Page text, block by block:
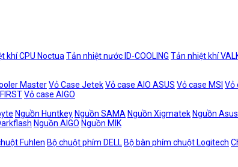
khí CPU Noctua Tản nhiệt nước ID-COOLING Tản nhiệt khí
MasterVỏ Case JetekVỏ case AIO ASUS Vỏ case MSI Vỏ
Vỏ case AIGO
Nguồn Huntkey Nguồn SAMA Nguồn Xigmatek Nguồn Asus
Nguồn AIGO Nguồn MIK
Fuhlen Bộ chuột phím DELL Bộ bàn phím chuột Logitech